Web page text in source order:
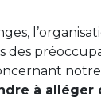
des
à alléger